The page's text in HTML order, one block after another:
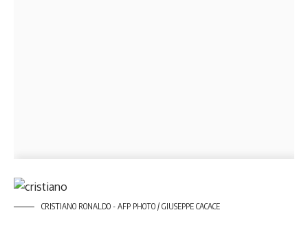
CRISTIANO RONALDO - AFP PHOTO / GIUSEPPE CACACE